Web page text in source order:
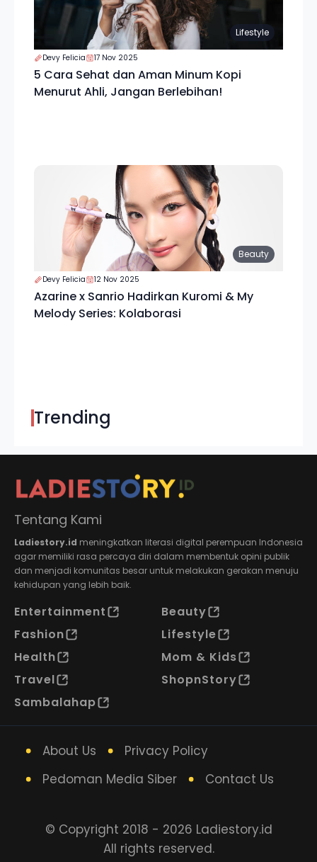
Lifestyle
Devy Felicia 17 Nov 2025
5 Cara Sehat dan Aman Minum Kopi
Menurut Ahli, Jangan Berlebihan!
Beauty
Devy Felicia 12 Nov 2025
Azarine x Sanrio Hadirkan Kuromi & My
Melody Series: Kolaborasi
Trending
Tentang Kami
Ladiestory.id meningkatkan literasi digital perempuan Indonesia
agar memiliki rasa percaya diri dalam membentuk opini publik
dan menjadi komunitas besar untuk melakukan gerakan menuju
kehidupan yang lebih baik.
Entertainment
Beauty
Fashion
Lifestyle
Health
Mom & Kids
Travel
ShopnStory
Sambalahap
About Us
Privacy Policy
Pedoman Media Siber
Contact Us
© Copyright 2018 - 2026 Ladiestory.id
All rights reserved.